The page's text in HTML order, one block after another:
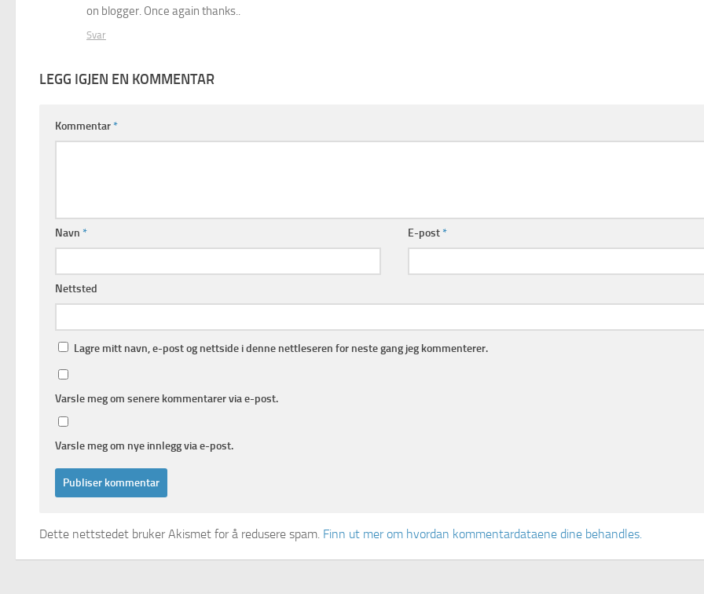
on blogger. Once again thanks..
Svar
LEGG IGJEN EN KOMMENTAR
Kommentar*
Navn * E-post*
Nettsted
Lagre mitt navn, e-post og nettside i denne nettleseren for neste gang jeg kommenterer.
Varsle meg om senere kommentarer via e-post.
Varsle meg om nye innlegg via e-post.
Dette nettstedet bruker Akismet for å redusere spam. Finn ut mer om hvordan kommentardataene dine behandles.